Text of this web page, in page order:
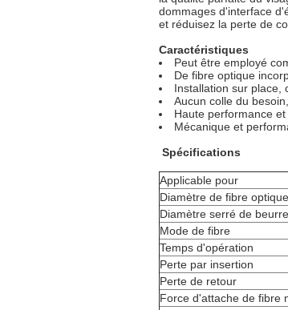
dommages d'interface
et réduisez la perte de
Caractéristiques
Peut être employé
De fibre optique
Installation sur place,
Aucun colle du
Haute performance
Mécanique et
Spécifications
Applicable pour
Diamètre de fibre optique
Diamètre serré de beurre
Mode de fibre
Temps d'opération
Perte par insertion
Perte de retour
Force d'attache de fibre